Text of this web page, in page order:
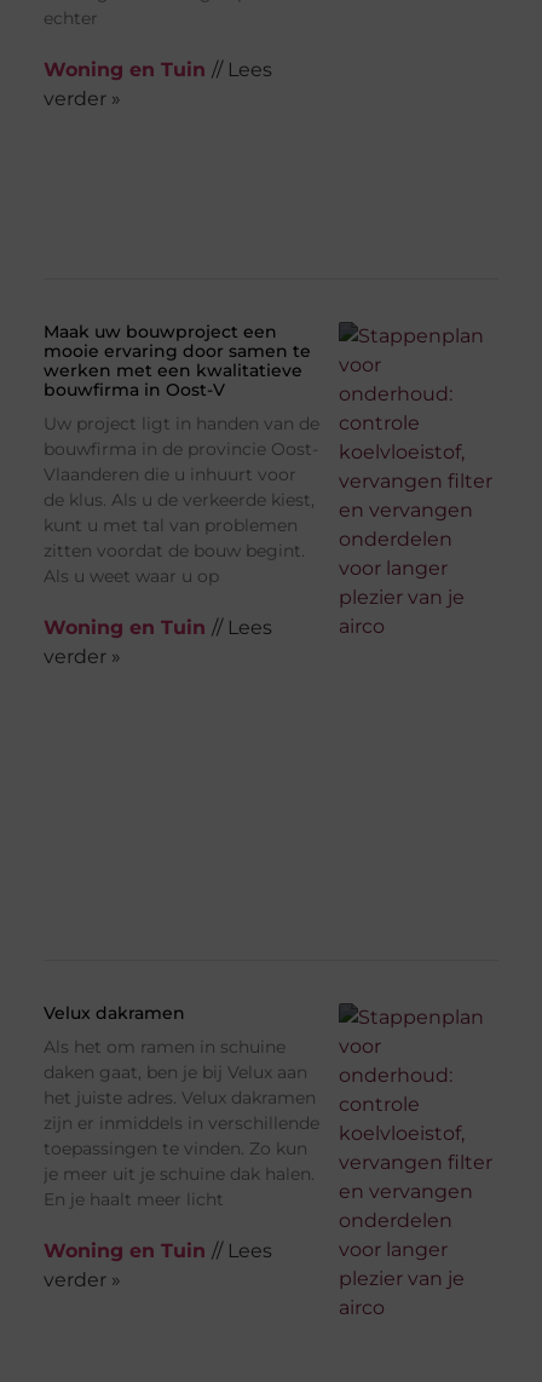
echter
Woning en Tuin // Lees
verder »
Maak uw bouwproject een
mooie ervaring door samen te
werken met een kwalitatieve
bouwfirma in Oost-V
Uw project ligt in handen van de
bouwfirma in de provincie Oost-
Vlaanderen die u inhuurt voor
de klus. Als u de verkeerde kiest,
kunt u met tal van problemen
zitten voordat de bouw begint.
Als u weet waar u op
Woning en Tuin // Lees
verder »
Velux dakramen
Als het om ramen in schuine
daken gaat, ben je bij Velux aan
het juiste adres. Velux dakramen
zijn er inmiddels in verschillende
toepassingen te vinden. Zo kun
je meer uit je schuine dak halen.
En je haalt meer licht
Woning en Tuin // Lees
verder »